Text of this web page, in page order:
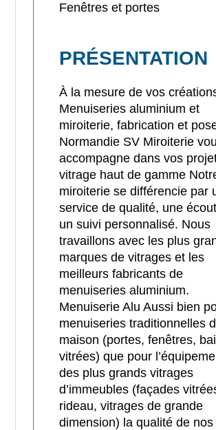
Fenêtres et portes
PRÉSENTATION
À la mesure de vos
Menuiseries aluminium et
miroiterie, fabrication et
Normandie SV Miroiterie
accompagne dans vos
vitrage haut de gamme
miroiterie se différencie par
service de qualité, une
un suivi personnalisé. Nous
travaillons avec les plus
marques de vitrages et les
meilleurs fabricants de
menuiseries aluminium.
Menuiserie Alu Aussi bien
menuiseries traditionnelles
maison (portes, fenêtres,
vitrées) que pour
des plus grands vitrages
d’immeubles (façades
rideau, vitrages de grande
dimension) la qualité de nos